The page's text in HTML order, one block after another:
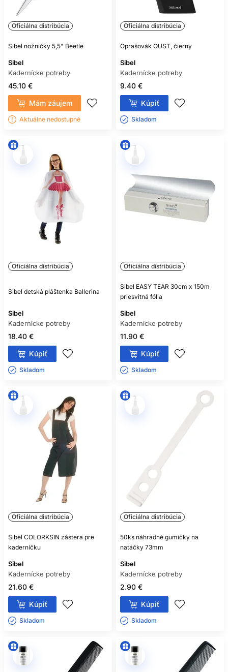
Oficiálna distribúcia
Sibel nožničky 5,5" Beetle
Sibel
Kadernícke potreby
45.10 €
Mám záujem
Aktuálne nedostupné
Oficiálna distribúcia
Oprašovák OUST, čierny
Sibel
Kadernícke potreby
9.40 €
Kúpiť
Skladom ㅤ
Oficiálna distribúcia
Sibel detská pláštenka Ballerina
Sibel
Kadernícke potreby
18.40 €
Kúpiť
Skladom ㅤ
Oficiálna distribúcia
Sibel EASY TEAR 30cm x 150m
priesvitná fólia
Sibel
Kadernícke potreby
11.90 €
Kúpiť
Skladom ㅤ
Oficiálna distribúcia
Sibel COLORKSIN zástera pre
kaderníčku
Sibel
Kadernícke potreby
21.60 €
Kúpiť
Skladom ㅤ
Oficiálna distribúcia
50ks náhradné gumičky na
natáčky 73mm
Sibel
Kadernícke potreby
2.90 €
Kúpiť
Skladom ㅤ